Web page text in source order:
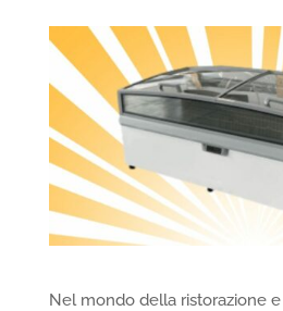
Nel mondo della ristorazione